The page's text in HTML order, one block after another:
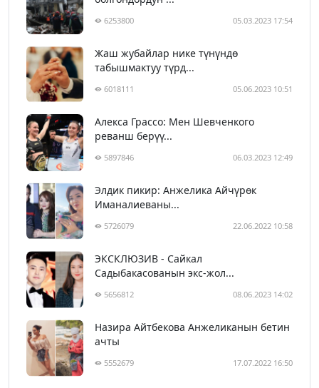
6253800 05.03.2023 17:54
Жаш жубайлар нике түнүндө
табышмактуу түрд...
6018111 05.06.2023 10:51
Алекса Грассо: Мен Шевченкого
реванш берүү...
5897846 06.03.2023 12:49
Элдик пикир: Анжелика Айчүрөк
Иманалиеваны...
5726079 22.06.2022 10:58
ЭКСКЛЮЗИВ - Сайкал
Садыбакасованын экс-жол...
5656812 08.06.2023 14:02
Назира Айтбекова Анжеликанын бетин
ачты
5552679 17.07.2022 16:50